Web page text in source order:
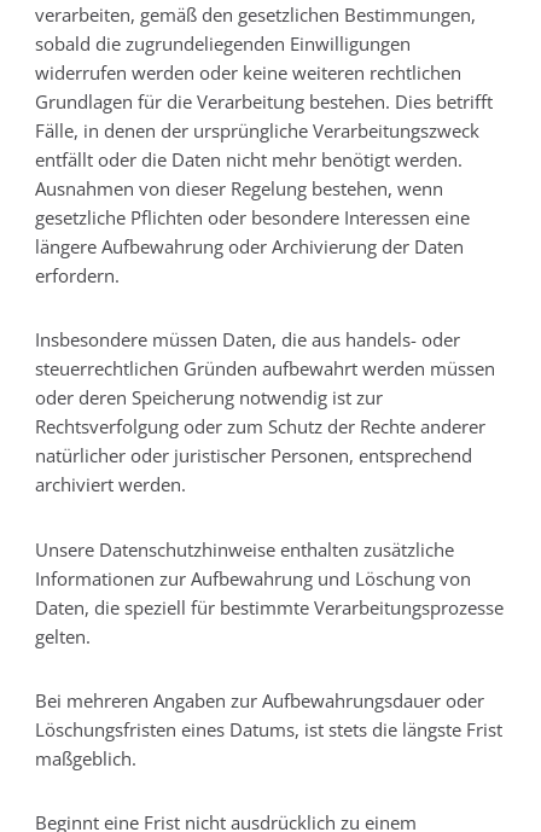
verarbeiten, gemäß den gesetzlichen Bestimmungen,
sobald die zugrundeliegenden Einwilligungen
widerrufen werden oder keine weiteren rechtlichen
Grundlagen für die Verarbeitung bestehen. Dies betrifft
Fälle, in denen der ursprüngliche Verarbeitungszweck
entfällt oder die Daten nicht mehr benötigt werden.
Ausnahmen von dieser Regelung bestehen, wenn
gesetzliche Pflichten oder besondere Interessen eine
längere Aufbewahrung oder Archivierung der Daten
erfordern.
Insbesondere müssen Daten, die aus handels- oder
steuerrechtlichen Gründen aufbewahrt werden müssen
oder deren Speicherung notwendig ist zur
Rechtsverfolgung oder zum Schutz der Rechte anderer
natürlicher oder juristischer Personen, entsprechend
archiviert werden.
Unsere Datenschutzhinweise enthalten zusätzliche
Informationen zur Aufbewahrung und Löschung von
Daten, die speziell für bestimmte Verarbeitungsprozesse
gelten.
Bei mehreren Angaben zur Aufbewahrungsdauer oder
Löschungsfristen eines Datums, ist stets die längste Frist
maßgeblich.
Beginnt eine Frist nicht ausdrücklich zu einem